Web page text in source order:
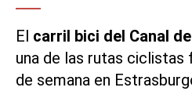
El carril bici del Canal
una de las rutas
de semana en